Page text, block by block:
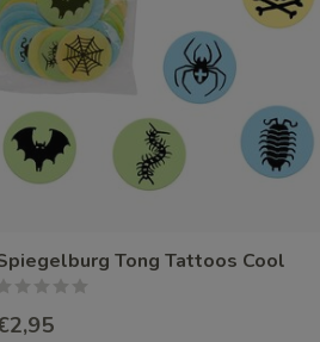
Tong Tattoos Cool